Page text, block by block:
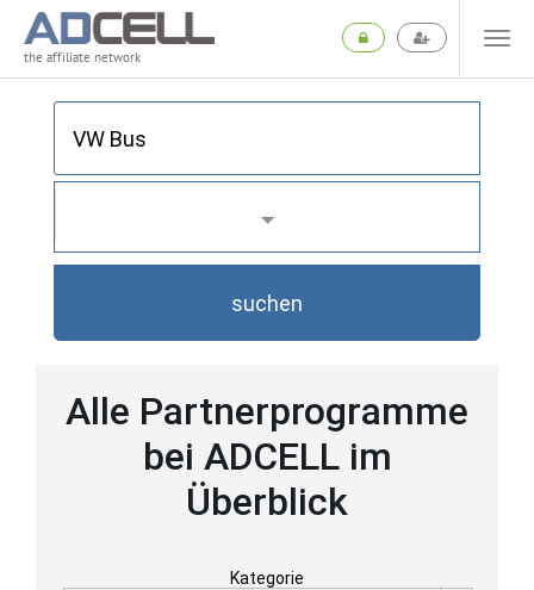
the affiliate network
suchen
Alle Partnerprogramme
bei ADCELL im
Überblick
Kategorie